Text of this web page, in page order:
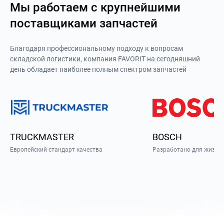
Мы работаем с крупнейшими
поставщиками запчастей
Благодаря профессиональному подходу к вопросам
складской логистики, компания FAVORIT на сегодняшний
день обладает наиболее полным спектром запчастей
TRUCKMASTER
Европейский стандарт качества
BOSCH
Разработано для жизни